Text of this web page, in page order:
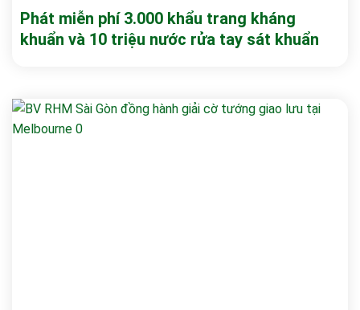
Phát miễn phí 3.000 khẩu trang kháng
khuẩn và 10 triệu nước rửa tay sát khuẩn